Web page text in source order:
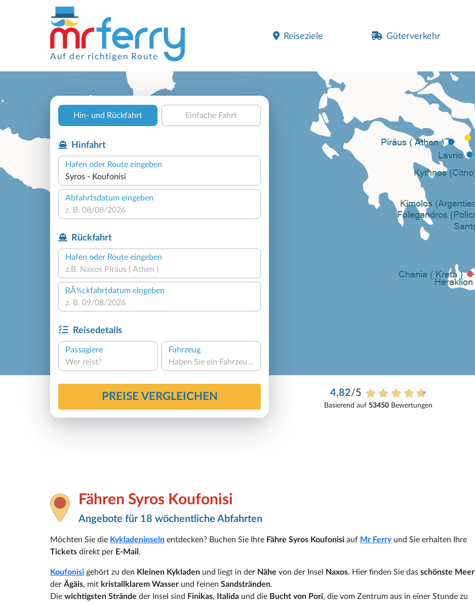
Auf der richtigen Route
Reiseziele Güterverkehr
Hin- und Rückfahrt Einfache Fahrt
Hinfahrt
Hafen oder Route eingeben
Abfahrtsdatum eingeben
Rückfahrt
Hafen oder Route eingeben
RÃ¼ckfahrtdatum eingeben
Reisedetails
Passagiere
Wer reist?
Fahrzeug
Haben Sie ein Fahrzeug?
PREISE VERGLEICHEN 4,82/5
Basierend auf53450 Bewertungen
Fähren Syros Koufonisi
Angebote für 18 wöchentliche Abfahrten
Möchten Sie die Kykladeninseln entdecken? Buchen Sie Ihre Fähre Syros Koufonisi auf Mr Ferryund Sie erhalten Ihre
Tickets direkt per E-Mail .
Koufonisi gehört zu den Kleinen Kykladen und liegt in der Nähe von der Insel Naxos. Hier finden Sie das schönste Meer
der Ägäis, mit kristallklarem Wasser und feinen Sandstränden.
Die wichtigsten Strände der Insel sind Finikas, Italida und die Bucht von Pori, die vom Zentrum aus in einer Stunde zu